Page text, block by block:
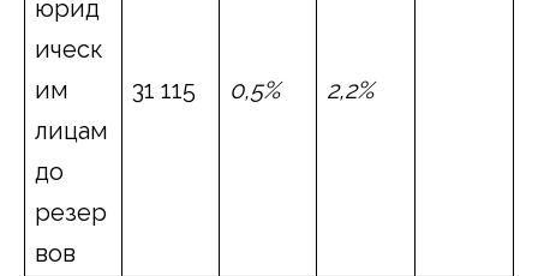
юрид
ическ
им
лицам
до
резер
вов
31 115 0,5% 2,2%